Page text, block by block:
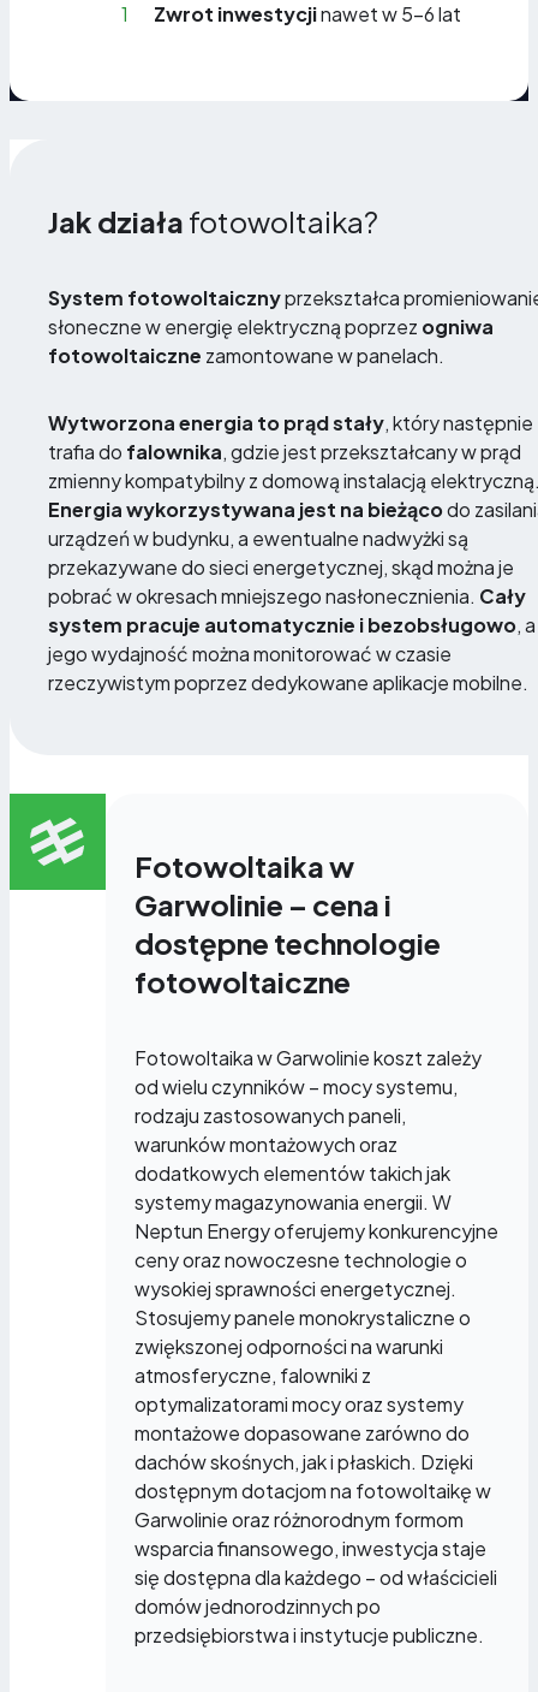
1 Zwrot inwestycjinawet w 5-6 lat
Jak działa fotowoltaika?
System fotowoltaicznyprzekształca
słoneczne w energię elektryczną poprzez ogniwa
fotowoltaiczne zamontowane w panelach.
Wytworzona energia to prąd stały, który następnie
trafia do falownika, gdzie jest przekształcany w prąd
zmienny kompatybilny z domową instalacją
Energia wykorzystywana jest na bieżącodo
urządzeń w budynku, a ewentualne nadwyżki są
przekazywane do sieci energetycznej, skąd można je
pobrać w okresach mniejszego nasłonecznienia. Cały
system pracuje automatycznie i bezobsługowo, a
jego wydajność można monitorować w czasie
rzeczywistym poprzez dedykowane aplikacje mobilne.
Fotowoltaika w
Garwolinie – cena i
dostępne technologie
fotowoltaiczne
Fotowoltaika w Garwolinie koszt zależy
od wielu czynników – mocy systemu,
rodzaju zastosowanych paneli,
warunków montażowych oraz
dodatkowych elementów takich jak
systemy magazynowania energii. W
Neptun Energy oferujemy konkurencyjne
ceny oraz nowoczesne technologie o
wysokiej sprawności energetycznej.
Stosujemy panele monokrystaliczne o
zwiększonej odporności na warunki
atmosferyczne, falowniki z
optymalizatorami mocy oraz systemy
montażowe dopasowane zarówno do
dachów skośnych, jak i płaskich. Dzięki
dostępnym dotacjom na fotowoltaikę w
Garwolinie oraz różnorodnym formom
wsparcia finansowego, inwestycja staje
się dostępna dla każdego – od właścicieli
domów jednorodzinnych po
przedsiębiorstwa i instytucje publiczne.